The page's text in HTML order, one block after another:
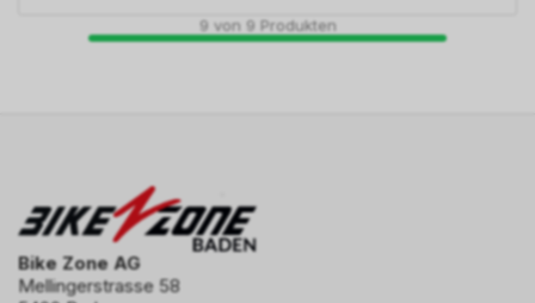
9von 9Produkten
Bike Zone AG
Mellingerstrasse 58